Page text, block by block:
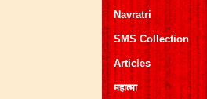
Navratri
SMS Collection
Articles
महात्मा